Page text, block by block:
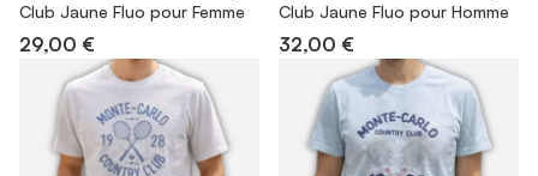
Club Jaune Fluo pour Femme
29,00 €
Club Jaune Fluo pour Homme
32,00 €